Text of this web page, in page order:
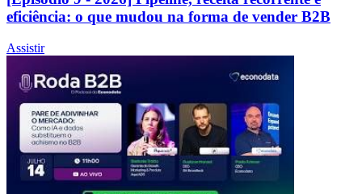
eficiência: o que mudou na forma de vender B2B
Assistir